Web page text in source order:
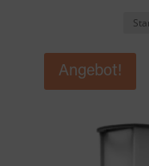
Angebot!